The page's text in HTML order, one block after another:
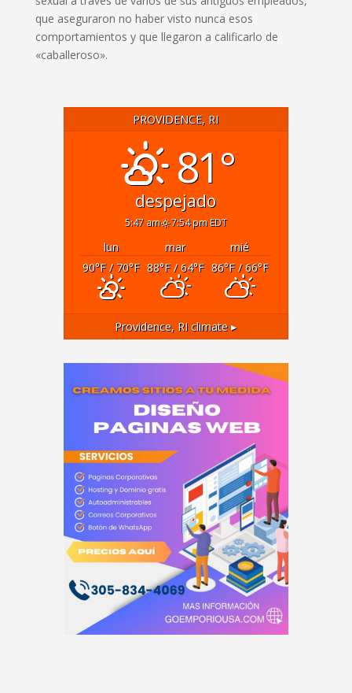
que aseguraron no haber visto nunca esos
comportamientos y que llegaron a calificarlo de
«caballeroso».
PROVIDENCE, RI
81°
despejado
5:47 am 7:54 pm EDT
lun mar
mié
90°F/ 70°F 88°F/ 64°F 86°F/ 66°F
Providence, RI climate ▸